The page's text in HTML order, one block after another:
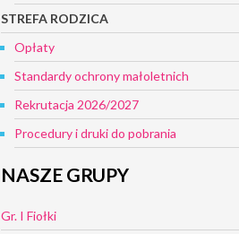
STREFA RODZICA
Opłaty
Standardy ochrony małoletnich
Rekrutacja 2026/2027
Procedury i druki do pobrania
NASZE GRUPY
Gr. I Fiołki